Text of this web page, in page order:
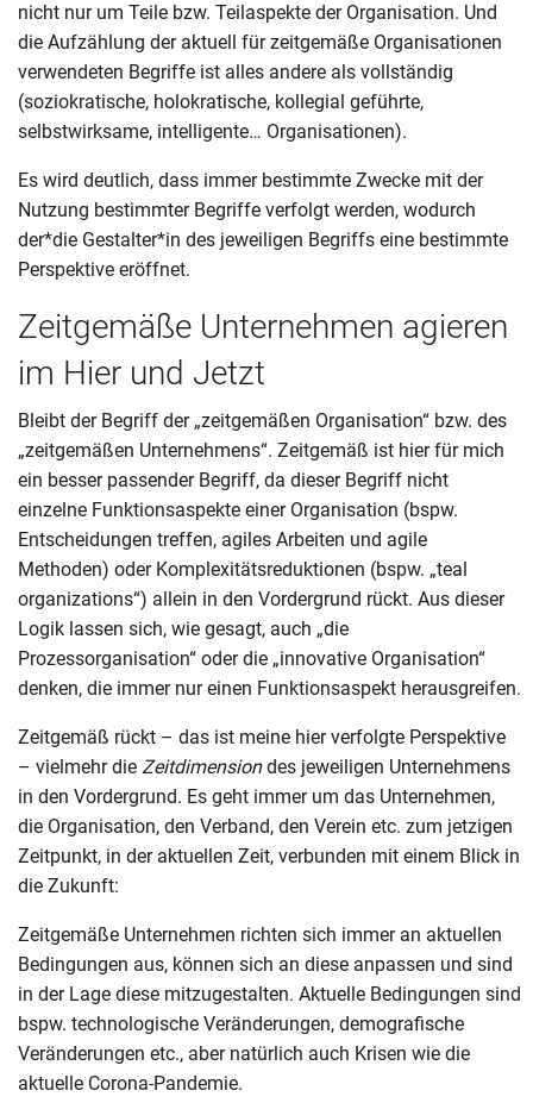
nicht nur um Teile bzw. Teilaspekte der Organisation. Und
die Aufzählung der aktuell für zeitgemäße Organisationen
verwendeten Begriffe ist alles andere als vollständig
(soziokratische, holokratische, kollegial geführte,
selbstwirksame, intelligente… Organisationen).
Es wird deutlich, dass immer bestimmte Zwecke mit der
Nutzung bestimmter Begriffe verfolgt werden, wodurch
der*die Gestalter*in des jeweiligen Begriffs eine bestimmte
Perspektive eröffnet.
Zeitgemäße Unternehmen agieren
im Hier und Jetzt
Bleibt der Begriff der „zeitgemäßen Organisation“ bzw. des
„zeitgemäßen Unternehmens“. Zeitgemäß ist hier für mich
ein besser passender Begriff, da dieser Begriff nicht
einzelne Funktionsaspekte einer Organisation (bspw.
Entscheidungen treffen, agiles Arbeiten und agile
Methoden) oder Komplexitätsreduktionen (bspw. „teal
organizations“) allein in den Vordergrund rückt. Aus dieser
Logik lassen sich, wie gesagt, auch „die
Prozessorganisation“ oder die „innovative Organisation“
denken, die immer nur einen Funktionsaspekt herausgreifen.
Zeitgemäß rückt – das ist meine hier verfolgte Perspektive
– vielmehr die Zeitdimensiondes jeweiligen Unternehmens
in den Vordergrund. Es geht immer um das Unternehmen,
die Organisation, den Verband, den Verein etc. zum jetzigen
Zeitpunkt, in der aktuellen Zeit, verbunden mit einem Blick in
die Zukunft:
Zeitgemäße Unternehmen richten sich immer an aktuellen
Bedingungen aus, können sich an diese anpassen und sind
in der Lage diese mitzugestalten. Aktuelle Bedingungen sind
bspw. technologische Veränderungen, demografische
Veränderungen etc., aber natürlich auch Krisen wie die
aktuelle Corona-Pandemie.